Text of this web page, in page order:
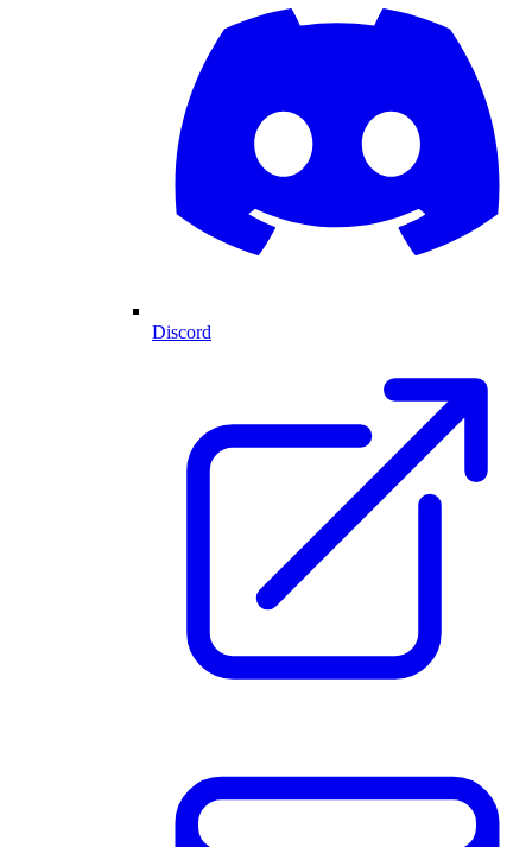
Discord